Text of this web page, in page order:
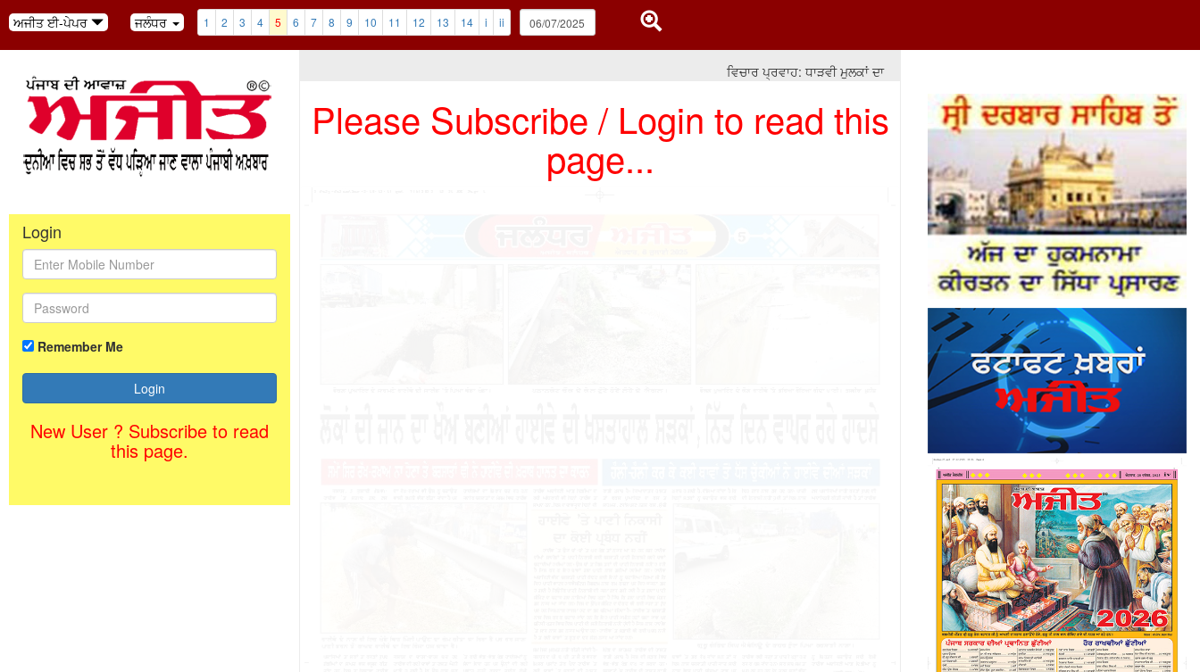
ਅਜੀਤ ਈ-ਪੇਪਰ ਜਲੰਧਰ 1 2 3 4 5 6 7 8 9 10 11 12 13 14 i ii
Login
Remember Me
New User ? Subscribe to read
this page.
ਵਿਚਾਰ ਪ੍ਰਵਾਹ: ਧਾੜਵੀ ਮੁਲਕਾਂ ਦਾ ਖਾਸਾ ਹੈ ਕਿ ਉਹ ਆਪਣੇ ਹਮਲੇ ਨੂੰ ਸੁਰੱਖਿਆ ਲਈ ਜ਼ਰੂਰੀ ਕਾਰਵਾਈ ਕਰਾਰ
Please Subscribe / Login to read this
page...